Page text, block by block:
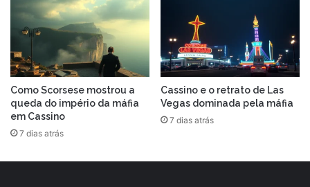
Como Scorsese mostrou a
queda do império da máfia
em Cassino
7 dias atrás
Cassino e o retrato de Las
Vegas dominada pela máfia
7 dias atrás